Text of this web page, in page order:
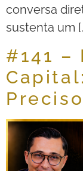
conversa
sustenta um
#141 –